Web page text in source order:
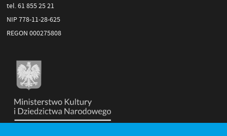
tel. 61 855 25 21
NIP 778-11-28-625
REGON 000275808